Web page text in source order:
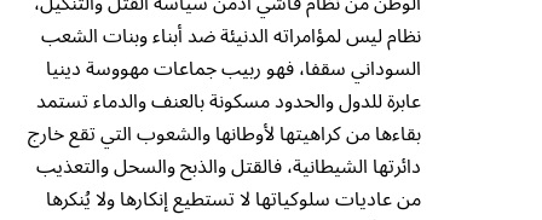
نظام ليس لمؤامراته الدنيئة ضد أبناء وبنات الشعب
السوداني سقفا، فهو ربيب جماعات مهووسة دينيا
عابرة للدول والحدود مسكونة بالعنف والدماء تستمد
بقاءها من كراهيتها لأوطانها والشعوب التي تقع خارج
دائرتها الشيطانية، فالقتل والذبح والسحل والتعذيب
من عاديات سلوكياتها لا تستطيع إنكارها ولا يُنكرها